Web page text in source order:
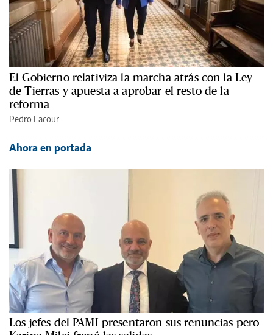
El Gobierno relativiza la marcha atrás con la Ley
de Tierras y apuesta a aprobar el resto de la
reforma
Pedro Lacour
Ahora en portada
Los jefes del PAMI presentaron sus renuncias pero